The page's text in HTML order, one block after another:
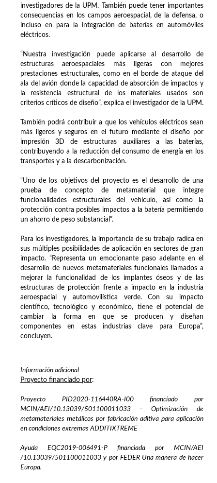
investigadores de la UPM. También puede tener importantes
consecuencias en los campos aeroespacial, de la defensa, o
incluso en para la integración de baterías en automóviles
eléctricos.
“Nuestra investigación puede aplicarse al desarrollo de
estructuras aeroespaciales más ligeras con mejores
prestaciones estructurales, como en el borde de ataque del
ala del avión donde la capacidad de absorción de impactos y
la resistencia estructural de los materiales usados son
criterios críticos de diseño”, explica el investigador de la UPM.
También podrá contribuir a que los vehículos eléctricos sean
más ligeros y seguros en el futuro mediante el diseño por
impresión 3D de estructuras auxiliares a las baterías,
contribuyendo a la reducción del consumo de energía en los
transportes y a la descarbonización.
“Uno de los objetivos del proyecto es el desarrollo de una
prueba de concepto de metamaterial que integre
funcionalidades estructurales del vehículo, así como la
protección contra posibles impactos a la batería permitiendo
un ahorro de peso substancial”.
Para los investigadores, la importancia de su trabajo radica en
sus múltiples posibilidades de aplicación en sectores de gran
impacto. “Representa un emocionante paso adelante en el
desarrollo de nuevos metamateriales funcionales llamados a
mejorar la funcionalidad de los implantes óseos y de las
estructuras de protección frente a impacto en la industria
aeroespacial y automovilística verde. Con su impacto
científico, tecnológico y económico, tiene el potencial de
cambiar la forma en que se producen y diseñan
componentes en estas industrias clave para Europa”,
concluyen.
Información adicional
Proyecto financiado por:
Proyecto PID2020-116440RA-I00 financiado por
MCIN/AEI/10.13039/501100011033 - Optimización de
metamateriales metálicos por fabricación aditiva para aplicación
en condiciones extremas ADDITIXTREME
Ayuda EQC2019-006491-P financiada por MCIN/AEI
/10.13039/501100011033 y por FEDER Una manera de hacer
Europa.